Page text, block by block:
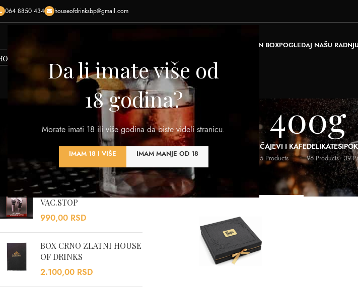
Da li imate više od
18 godina?
Morate imati 18 ili više godina da biste videli stranicu.
IMAM 18 I VIŠE IMAM MANJE OD 18
064 8850 434 houseofdrinksbp@gmail.com
KREIRAJ POKLON BOXPOGLEDAJ NAŠU
400g
320 Products
RAKIJA
108 Products
VISKI
125 Products
DESTILATI
201 Products
PIVA
0 Products
OSTALI NAPICIČAJEVI I KAFE
5 Products
DELIKATESI
96 Products 39
NAJBOLJE OCENJENI
VB SET TOCILICA I
VAC.STOP
990,00 RSD
BOX CRNO ZLATNI HOUSE
OF DRINKS
2.100,00 RSD
Početna Proizvod Zapremina